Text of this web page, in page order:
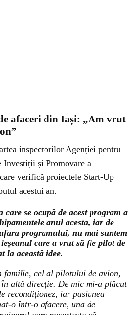
afaceri din Iași: „Am vrut
inspectorilor Agenției pentru
și Promovare a
verifică proiectele Start-Up
acestui an.
se ocupă de acest program a
anul acesta, iar de
programului, nu mai suntem
care a vrut să fie pilot de
la această idee.
familie, cel al pilotului de avion,
altă direcție. De mic mi-a plăcut
recondiționez, iar pasiunea
o într-o afacere, una de